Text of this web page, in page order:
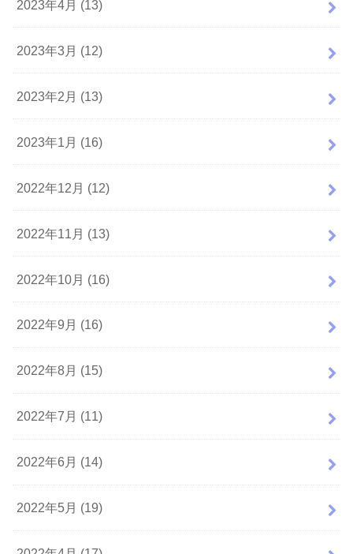
2023年4月 (13)
2023年3月 (12)
2023年2月 (13)
2023年1月 (16)
2022年12月 (12)
2022年11月 (13)
2022年10月 (16)
2022年9月 (16)
2022年8月 (15)
2022年7月 (11)
2022年6月 (14)
2022年5月 (19)